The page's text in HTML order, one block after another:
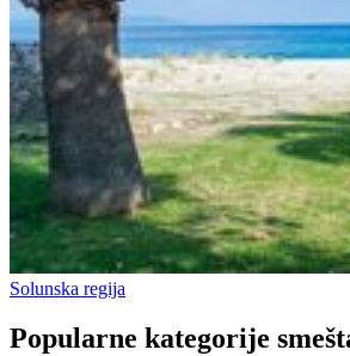
Solunska regija
Popularne kategorije